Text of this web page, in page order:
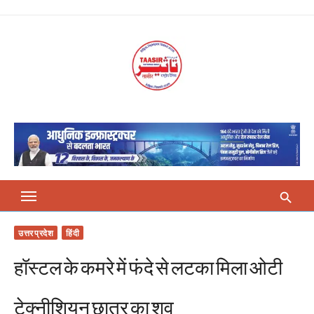
उत्तर प्रदेश हिंदी
हॉस्टल के कमरे में फंदे से लटका मिला ओटी